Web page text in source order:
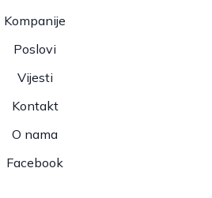
Kompanije
Poslovi
Vijesti
Kontakt
O nama
Facebook